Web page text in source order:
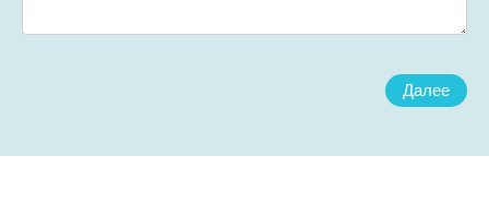
Далее